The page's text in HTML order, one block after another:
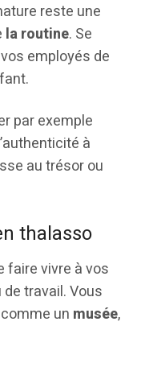
reste une
la routine. Se
employés de
par exemple
à
au trésor ou
thalasso
faire vivre à vos
travail. Vous
un musée,